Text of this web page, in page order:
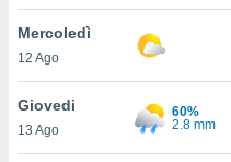
la
nella
Mercoledì
12 Ago
Giovedi
13 Ago
60%
2.8 mm